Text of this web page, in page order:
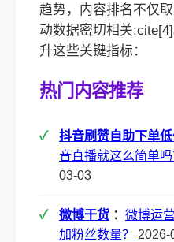
趋势，内容排名不仅
动数据密切相关
升这些关键指标：
热门内容推荐
抖音刷赞自助下单
音直播就这么简单吗
03-03
微博干货 ： 微博运
加粉丝数量？
2026-